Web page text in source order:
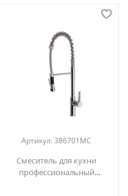
Артикул:386701MC
Смеситель для кухни
профессиональный